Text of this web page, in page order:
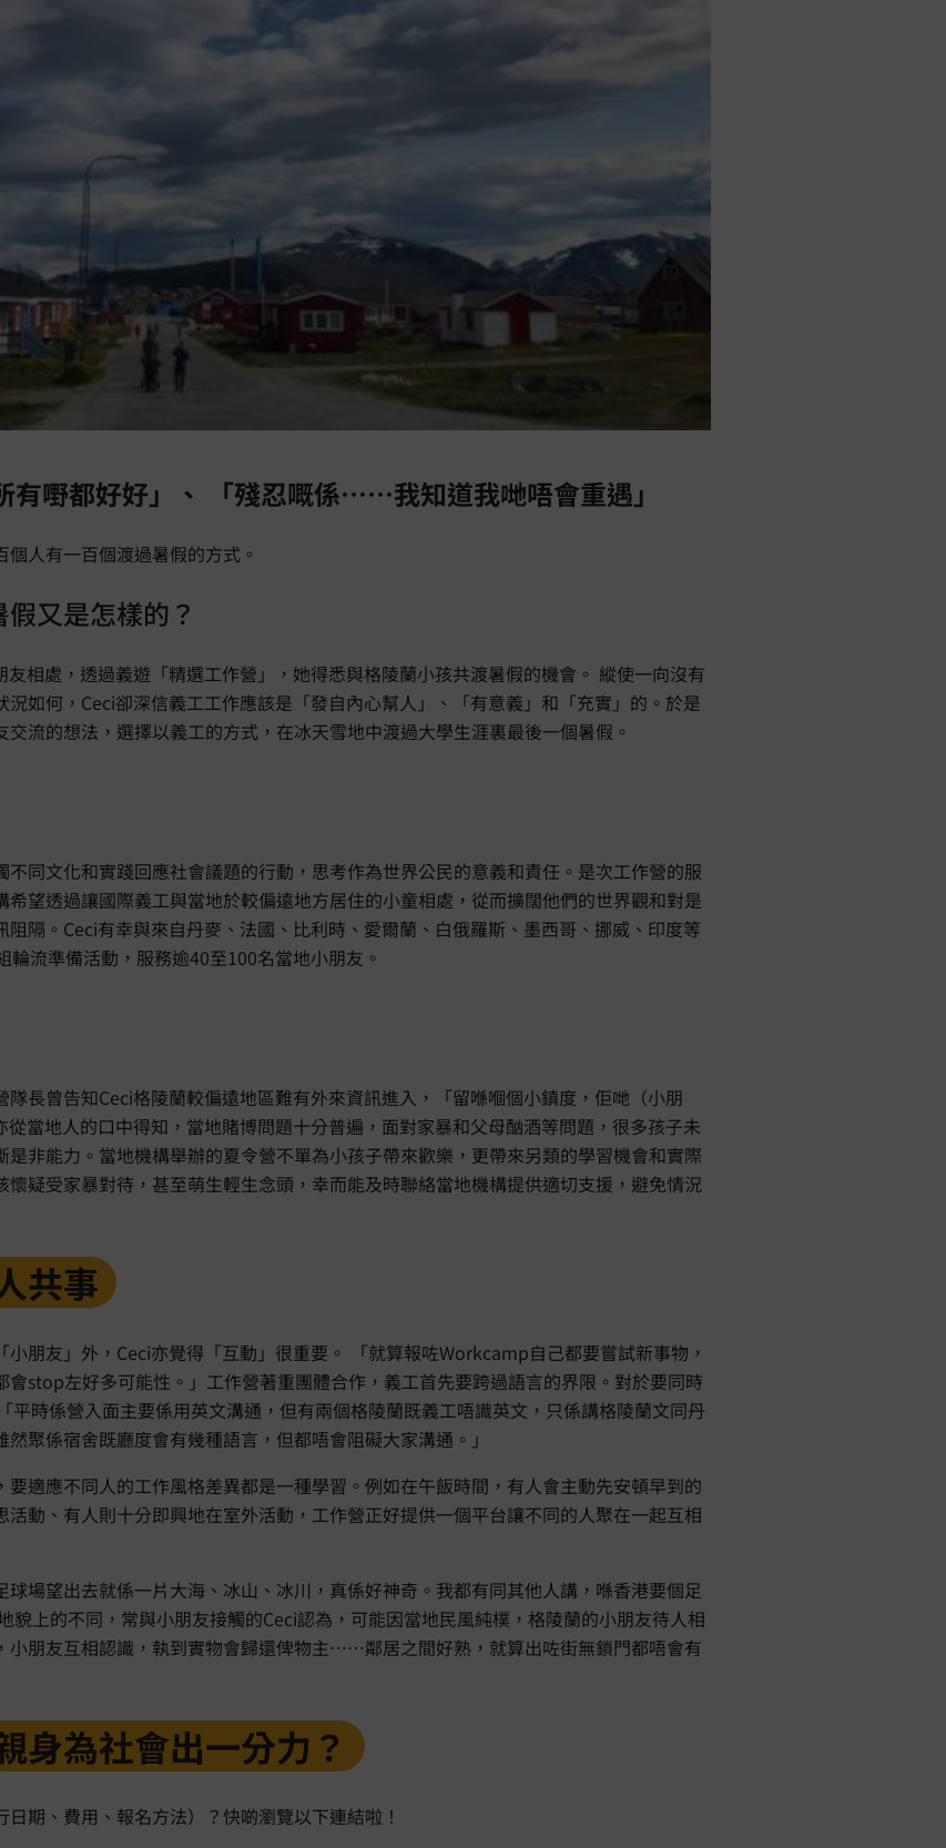
有嘢都好好」、 「殘忍嘅係⋯⋯我知道我哋唔會重遇」
人有一百個渡過暑假的方式。
又是怎樣的？
相處，透過義遊「精選工作營」，她得悉與格陵蘭小孩共渡暑假的機會。 縱使一向沒有
如何，Ceci卻深信義工工作應該是「發自內心幫人」、「有意義」和「充實」的。於是
流的想法，選擇以義工的方式，在冰天雪地中渡過大學生涯裏最後一個暑假。
同文化和實踐回應社會議題的行動，思考作為世界公民的意義和責任。是次工作營的服
望透過讓國際義工與當地於較偏遠地方居住的小童相處，從而擴闊他們的世界觀和對是
隔。Ceci有幸與來自丹麥、法國、比利時、愛爾蘭、白俄羅斯、墨西哥、挪威、印度等
流準備活動，服務逾40至100名當地小朋友。
長曾告知Ceci格陵蘭較偏遠地區難有外來資訊進入，「留喺嗰個小鎮度，佢哋（小朋
當地人的口中得知，當地賭博問題十分普遍，面對家暴和父母酗酒等問題，很多孩子未
非能力。當地機構舉辦的夏令營不單為小孩子帶來歡樂，更帶來另類的學習機會和實際
疑受家暴對待，甚至萌生輕生念頭，幸而能及時聯絡當地機構提供適切支援，避免情況
共事
朋友」外，Ceci亦覺得「互動」很重要。 「就算報咗Workcamp自己都要嘗試新事物，
stop左好多可能性。」工作營著重團體合作，義工首先要跨過語言的界限。對於要同時
平時係營入面主要係用英文溝通，但有兩個格陵蘭既義工唔識英文，只係講格陵蘭文同丹
聚係宿舍既廳度會有幾種語言，但都唔會阻礙大家溝通。」
適應不同人的工作風格差異都是一種學習。例如在午飯時間，有人會主動先安頓早到的
動、有人則十分即興地在室外活動，工作營正好提供一個平台讓不同的人聚在一起互相
球場望出去就係一片大海、冰山、冰川，真係好神奇。我都有同其他人講，喺香港要個足
貌上的不同，常與小朋友接觸的Ceci認為，可能因當地民風純樸，格陵蘭的小朋友待人相
小朋友互相認識，執到實物會歸還俾物主⋯⋯鄰居之間好熟，就算出咗街無鎖門都唔會有
身為社會出一分力？
期、費用、報名方法）？快啲瀏覽以下連結啦！